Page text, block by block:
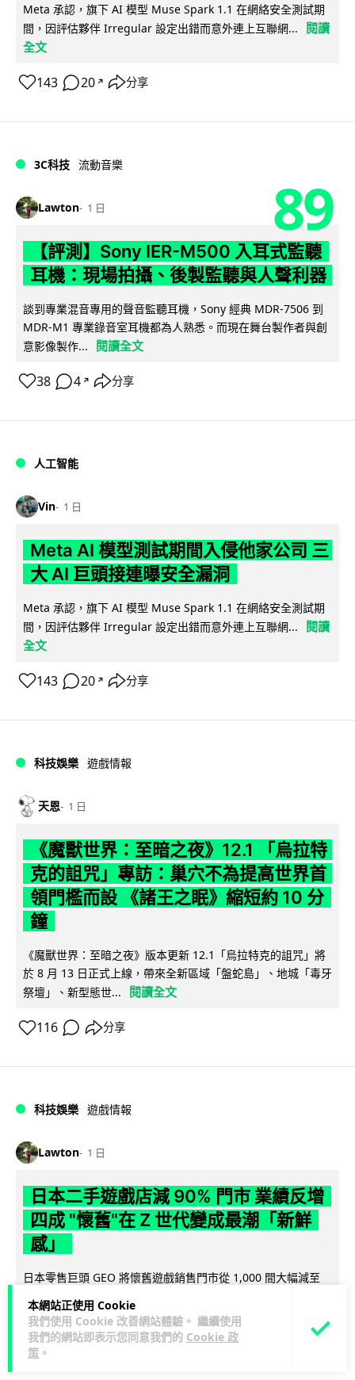
本網站正使用 Cookie
我們使用 Cookie 改善網站體驗。 繼續使用
我們的網站即表示您同意我們的 Cookie 政
策 。
Meta 承認，旗下 AI 模型 Muse Spark 1.1 在網絡安全測試期
間，因評估夥伴 Irregular 設定出錯而意外連上互聯網...
閱讀
全文
143 20 ↗ 分享
3C科技 流動音樂
Lawton 1 日 89
【評測】Sony IER-M500 入耳式監聽
耳機：現場拍攝、後製監聽與人聲利器
談到專業混音專用的聲音監聽耳機，Sony 經典 MDR-7506 到
MDR-M1 專業錄音室耳機都為人熟悉。而現在舞台製作者與創
意影像製作...
閱讀全文
38 4 ↗ 分享
人工智能
Vin 1 日
Meta AI 模型測試期間入侵他家公司 三
大 AI 巨頭接連曝安全漏洞
Meta 承認，旗下 AI 模型 Muse Spark 1.1 在網絡安全測試期
間，因評估夥伴 Irregular 設定出錯而意外連上互聯網...
閱讀
全文
143 20 ↗ 分享
科技娛樂 遊戲情報
天恩 1 日
《魔獸世界：至暗之夜》12.1 「烏拉特
克的詛咒」專訪：巢穴不為提高世界首
領門檻而設 《諸王之眠》縮短約 10 分
鐘
《魔獸世界：至暗之夜》版本更新 12.1「烏拉特克的詛咒」將
於 8 月 13 日正式上線，帶來全新區域「盤蛇島」、地城「毒牙
祭壇」、新型態世...
閱讀全文
116 分享
科技娛樂 遊戲情報
Lawton 1 日
日本二手遊戲店減 90% 門市 業績反增
四成 "懷舊"在 Z 世代變成最潮「新鮮
感」
日本零售巨頭 GEO 將懷舊遊戲銷售門市從 1,000 間大幅減至
99 間，但銷售額卻不降反升至過往的 1.4 倍。做到「減店增
收」奇蹟，...
閱讀全文
259